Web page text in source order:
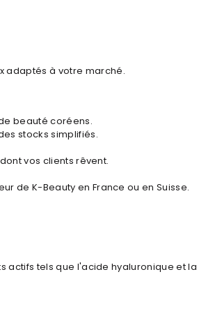
adaptés à votre marché.
beauté coréens.
stocks simplifiés.
vos clients rêvent.
de K-Beauty en France ou en Suisse.
actifs tels que l'acide hyaluronique et la